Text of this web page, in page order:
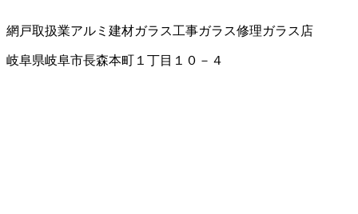
網戸取扱業アルミ建材ガラス工事ガラス修理ガラス店
岐阜県岐阜市長森本町１丁目１０－４